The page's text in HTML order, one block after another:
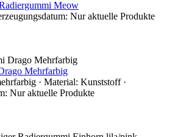
Meow
Nur aktuelle Produkte
Mehrfarbig
· Material: Kunststoff ·
Nur aktuelle Produkte